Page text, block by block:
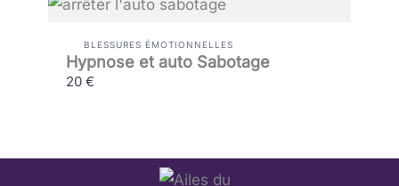
BLESSURES ÉMOTIONNELLES
Hypnose et auto Sabotage
20 €